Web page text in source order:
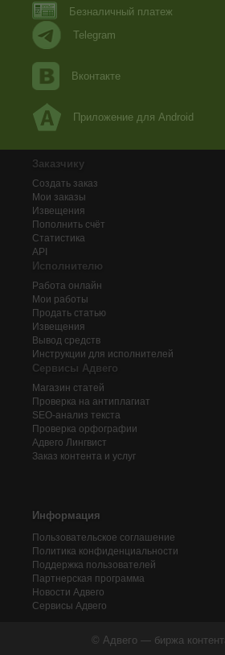
Безналичный платеж
Telegram
Вконтакте
Приложение для Android
Заказчику
Создать заказ
Мои заказы
Извещения
Пополнить счёт
Статистика
API
Исполнителю
Работа онлайн
Мои работы
Продать статью
Извещения
Вывод средств
Инструкции для исполнителей
Сервисы Адвего
Магазин статей
Проверка на антиплагиат
SEO-анализ текста
Проверка орфографии
Адвего Лингвист
Заказ контента и услуг
Информация
Пользовательское соглашение
Политика конфиденциальности
Поддержка пользователей
Партнерская программа
Новости Адвего
Сервисы Адвего
© Адвего — биржа